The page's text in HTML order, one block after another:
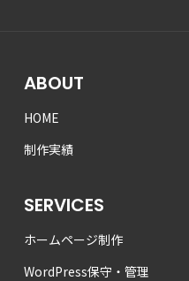
ABOUT
HOME
制作実績
SERVICES
ホームページ制作
WordPress保守・管理